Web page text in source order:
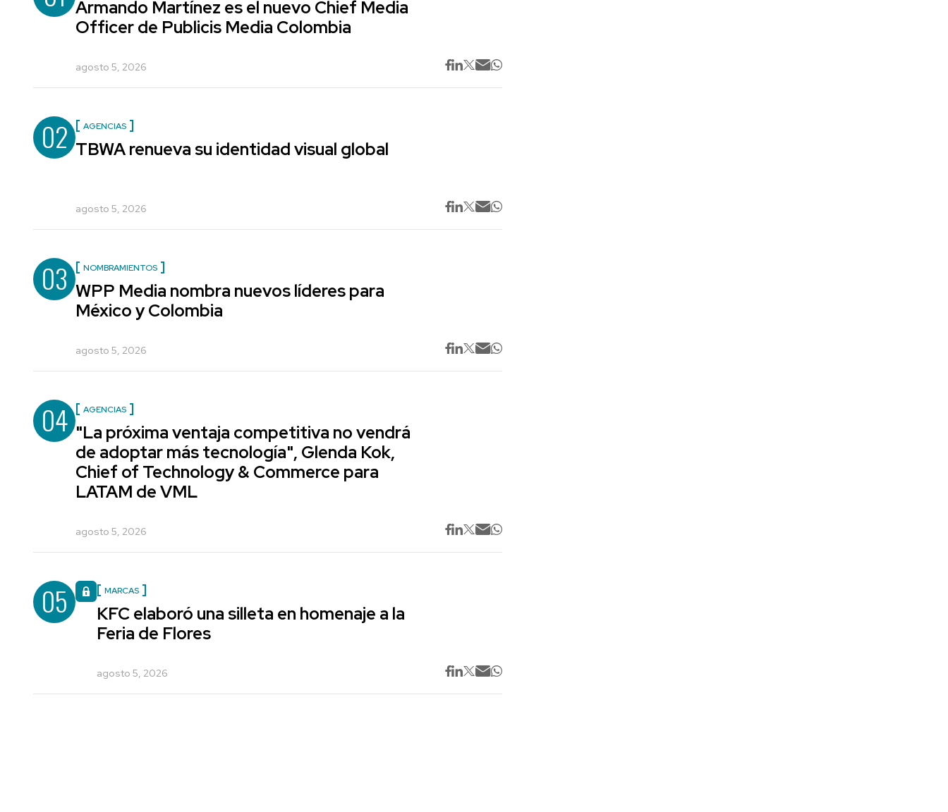
Armando Martínez es el nuevo Chief Media
Officer de Publicis Media Colombia
agosto 5, 2026
02 AGENCIAS
TBWA renueva su identidad visual global
agosto 5, 2026
03 NOMBRAMIENTOS
WPP Media nombra nuevos líderes para
México y Colombia
agosto 5, 2026
04 AGENCIAS
"La próxima ventaja competitiva no vendrá
de adoptar más tecnología", Glenda Kok,
Chief of Technology & Commerce para
LATAM de VML
agosto 5, 2026
05 MARCAS
KFC elaboró una silleta en homenaje a la
Feria de Flores
agosto 5, 2026